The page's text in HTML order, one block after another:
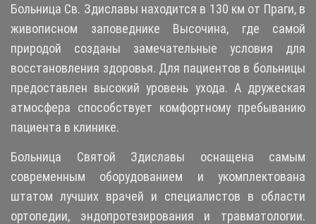
Больница Св. Здиславы находится в 130 км от Праги, в
живописном заповеднике Высочина, где самой
природой созданы замечательные условия для
восстановления здоровья. Для пациентов в больницы
предоставлен высокий уровень ухода. А дружеская
атмосфера способствует комфортному пребыванию
пациента в клинике.
Больница Святой Здиславы оснащена самым
современным оборудованием и укомплектована
штатом лучших врачей и специалистов в области
ортопедии, эндопротезирования и травматологии.